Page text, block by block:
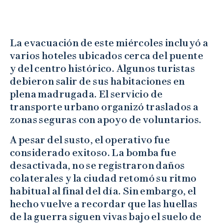
La evacuación de este miércoles incluyó a
varios hoteles ubicados cerca del puente
y del centro histórico. Algunos turistas
debieron salir de sus habitaciones en
plena madrugada. El servicio de
transporte urbano organizó traslados a
zonas seguras con apoyo de voluntarios.
A pesar del susto, el operativo fue
considerado exitoso. La bomba fue
desactivada, no se registraron daños
colaterales y la ciudad retomó su ritmo
habitual al final del día. Sin embargo, el
hecho vuelve a recordar que las huellas
de la guerra siguen vivas bajo el suelo de